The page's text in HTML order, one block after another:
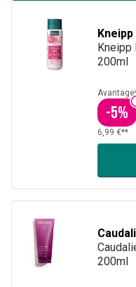
Kneipp
Kneipp
200ml
-5%
6,99 €**
200ml